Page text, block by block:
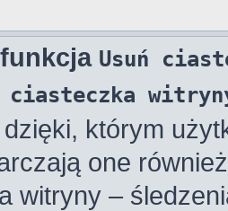
funkcja Usuń
ciasteczka
którym
one
witryny –